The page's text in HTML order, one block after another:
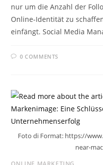
nur um die Anzahl der
Online-Identität zu
einfängt. Social Media
0 COMMENTS
Foto di Format: https://
near-